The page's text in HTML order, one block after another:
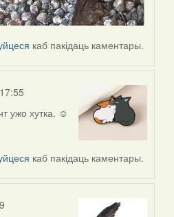
каб пакідаць каментары.
ужо хутка. ☺️
каб пакідаць каментары.